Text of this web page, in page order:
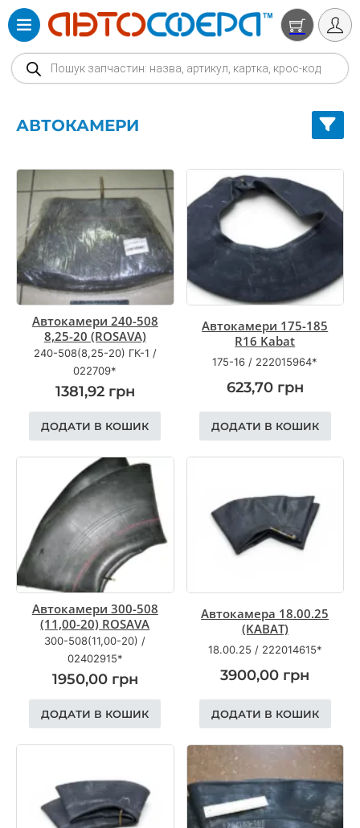
Products search
АВТОКАМЕРИ
Автокамери 240-508
8,25-20 (ROSAVA)
240-508(8,25-20) ГК-1 /
022709*
1381,92 грн
ДОДАТИ В КОШИК
Автокамери 175-185
R16 Kabat
175-16 / 222015964*
623,70 грн
ДОДАТИ В КОШИК
Автокамери 300-508
(11,00-20) ROSAVA
300-508(11,00-20) /
02402915*
1950,00 грн
ДОДАТИ В КОШИК
Автокамера 18.00.25
(KABAT)
18.00.25 / 222014615*
3900,00 грн
ДОДАТИ В КОШИК